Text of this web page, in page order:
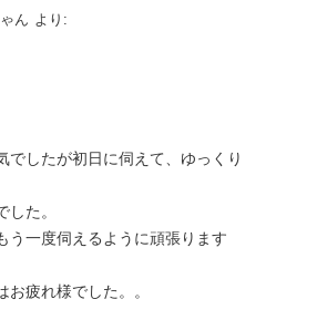
ん より:
でしたが初日に伺えて、ゆっくり
た。
う一度伺えるように頑張ります
疲れ様でした。。